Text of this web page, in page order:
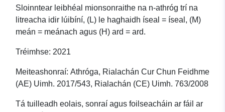
Sloinntear leibhéal mionsonraithe na n-athróg trí na
litreacha idir lúibíní, (L) le haghaidh íseal = íseal, (M)
meán = meánach agus (H) ard = ard.
Tréimhse: 2021
Meiteashonraí: Athróga, Rialachán Cur Chun Feidhme
(AE) Uimh. 2017/543, Rialachán (CE) Uimh. 763/2008
Tá tuilleadh eolais, sonraí agus foilseacháin ar fáil ar